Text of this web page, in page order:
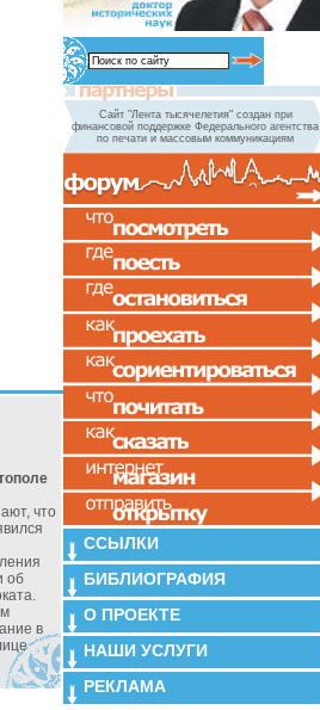
что
об
в
Сайт "Лента тысячелетия" создан при
финансовой поддержке Федерального агентства
по печати и массовым коммуникациям
ССЫЛКИ
БИБЛИОГРАФИЯ
О ПРОЕКТЕ
НАШИ УСЛУГИ
РЕКЛАМА